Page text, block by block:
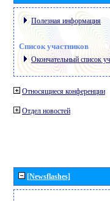
Полезная информация
Список участников
Окончательный список
Относящиеся конференции
Отдел новостей
[Newsflashes]